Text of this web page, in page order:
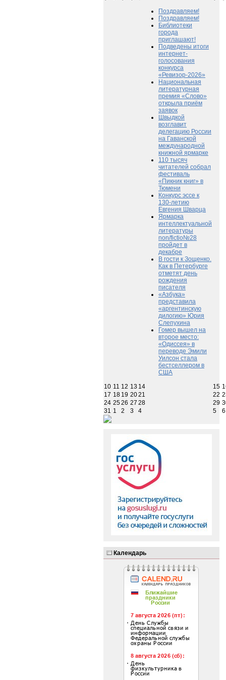
Поздравляем!
Поздравляем!
Библиотеки
города
приглашают!
Подведены итоги
интернет-
голосования
конкурса
«Ревизор-2026»
Национальная
литературная
премия «Слово»
открыла приём
заявок
Швыдкой
возглавит
делегацию России
на Гаванской
международной
книжной ярмарке
110 тысяч
читателей собрал
фестиваль
«Пикник книг» в
Тюмени
Конкурс эссе к
130-летию
Евгения Шварца
Ярмарка
интеллектуальной
литературы
non/fictio№28
пройдет в
декабре
В гости к Зощенко.
Как в Петербурге
отметят день
рождения
писателя
«Азбука»
представила
«аргентинскую
дилогию» Юрия
Слепухина
Гомер вышел на
второе место:
«Одиссея» в
переводе Эмили
Уилсон стала
бестселлером в
США
10 11 12 13 14 15
17 18 19 2021 22
24 2526 27 28 29
31 1 2 3 4 5 6
Календарь